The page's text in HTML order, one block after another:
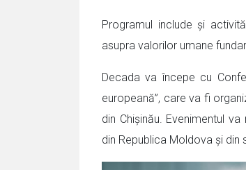
Programul include și
asupra valorilor umane
Decada va începe cu
europeană”, care va fi
din Chișinău. Evenimentul
din Republica Moldova și din